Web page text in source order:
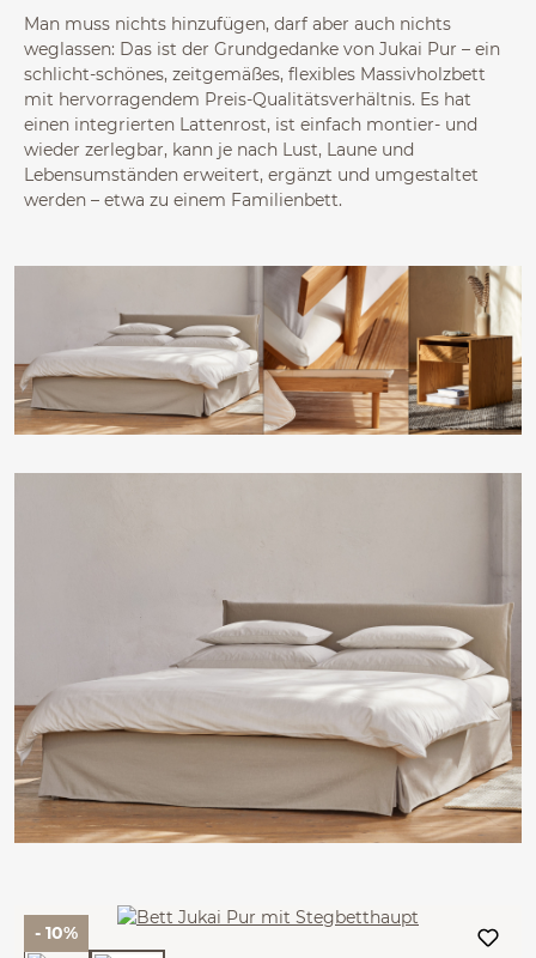
Man muss nichts hinzufügen, darf aber auch nichts
weglassen: Das ist der Grundgedanke von Jukai Pur – ein
schlicht-schönes, zeitgemäßes, flexibles Massivholzbett
mit hervorragendem Preis-Qualitätsverhältnis. Es hat
einen integrierten Lattenrost, ist einfach montier- und
wieder zerlegbar, kann je nach Lust, Laune und
Lebensumständen erweitert, ergänzt und umgestaltet
werden – etwa zu einem Familienbett.
- 10%